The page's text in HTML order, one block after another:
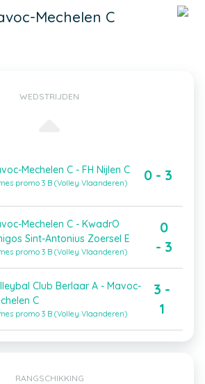
Mechelen C
WEDSTRIJDEN
Mechelen C - FH Nijlen C
promo 3 B (Volley Vlaanderen) 0 - 3
Mechelen C - KwadrO
Sint-Antonius Zoersel E
promo 3 B (Volley Vlaanderen)
0
- 3
Club Berlaar A - Mavoc-
C
promo 3 B (Volley Vlaanderen)
3 -
1
RANGSCHIKKING